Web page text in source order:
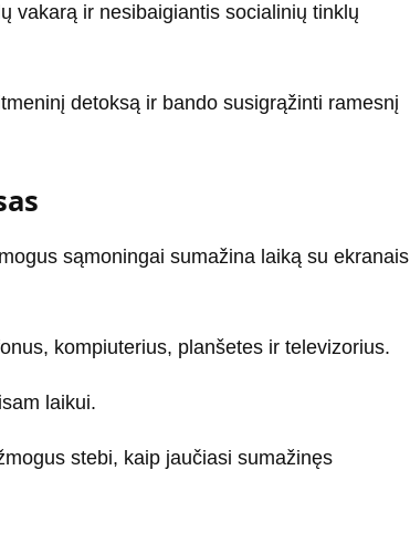
vakarą ir nesibaigiantis socialinių tinklų
detoksą ir bando susigrąžinti ramesnį
sąmoningai sumažina laiką su ekranais
kompiuterius, planšetes ir televizorius.
laikui.
stebi, kaip jaučiasi sumažinęs